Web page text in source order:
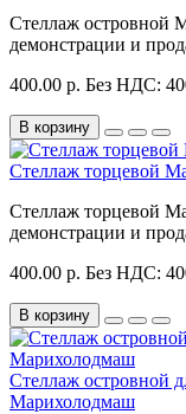
Стеллаж островной
демонстрации и
400.00 р. Без НДС:
В корзину
Стеллаж торцевой
Стеллаж торцевой
демонстрации и
400.00 р. Без НДС:
В корзину
Стеллаж островной
Марихолодмаш